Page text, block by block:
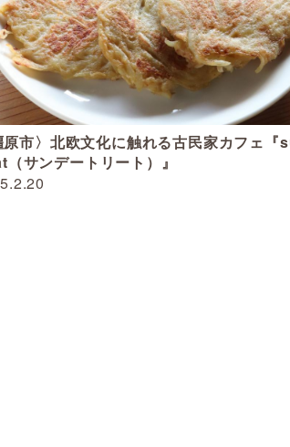
原市〉北欧文化に触れる古民家カフェ
サンデートリート）』